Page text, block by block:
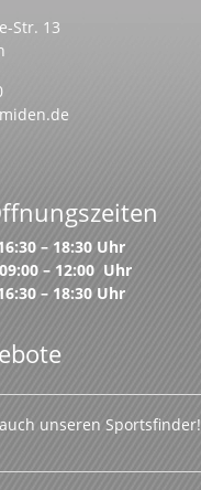
Str. 13
– 18:30 Uhr
– 12:00 Uhr
– 18:30 Uhr
unseren Sportsfinder!